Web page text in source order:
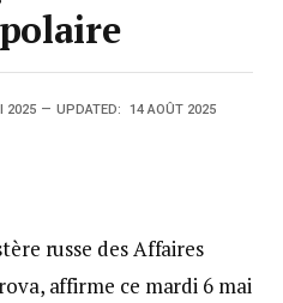
2025 UPDATED: 14 AOÛT 2025
russe des Affaires
affirme ce mardi 6 mai